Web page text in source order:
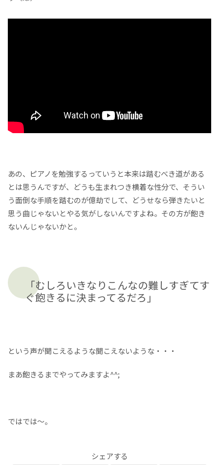
あの、ピアノを勉強するっていうと本来は踏むべき道がある
とは思うんですが、どうも生まれつき横着な性分で、そうい
う面倒な手順を踏むのが億劫でして、どうせなら弾きたいと
思う曲じゃないとやる気がしないんですよね。その方が飽き
ないんじゃないかと。
「むしろいきなりこんなの難しすぎてす
ぐ飽きるに決まってるだろ」
という声が聞こえるような聞こえないような・・・
まあ飽きるまでやってみますよ^^;
ではでは〜。
シェアする